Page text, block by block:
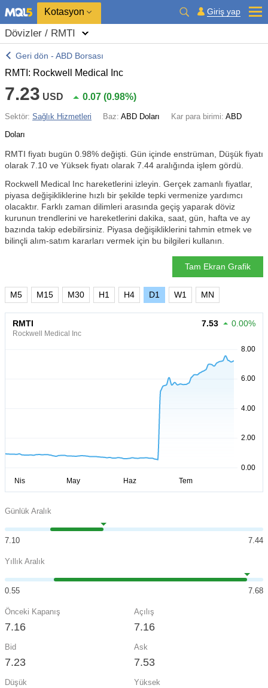
Kotasyon Giriş yap
Dövizler / RMTI
Geri dön - ABD Borsası
RMTI: Rockwell Medical Inc
7.23 USD 0.07 (0.98%)
Sektör: Sağlık Hizmetleri Baz: ABD Doları Kar para birimi: ABD
Doları
RMTI fiyatı bugün 0.98% değişti. Gün içinde enstrüman, Düşük fiyatı
olarak 7.10 ve Yüksek fiyatı olarak 7.44 aralığında işlem gördü.
Rockwell Medical Inc hareketlerini izleyin. Gerçek zamanlı fiyatlar,
piyasa değişikliklerine hızlı bir şekilde tepki vermenize yardımcı
olacaktır. Farklı zaman dilimleri arasında geçiş yaparak döviz
kurunun trendlerini ve hareketlerini dakika, saat, gün, hafta ve ay
bazında takip edebilirsiniz. Piyasa değişikliklerini tahmin etmek ve
bilinçli alım-satım kararları vermek için bu bilgileri kullanın.
Tam Ekran Grafik
M5 M15 M30 H1 H4 D1 W1 MN
RMTI
Rockwell Medical Inc
7.53 0.00%
Günlük Aralık
7.10 7.44
Yıllık Aralık
0.55 7.68
Önceki Kapanış
7.16
Açılış
7.16
Bid
7.23
Ask
7.53
Düşük Yüksek